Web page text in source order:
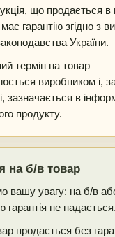
що продається
має гарантію згідно з
України.
термін на товар
виробником і,
зазначається в
продукту.
на б/в товар
вашу увагу: на б/в
гарантія не надається.
продається без